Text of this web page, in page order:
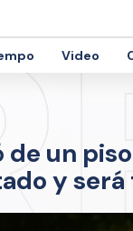
Video
un piso
y